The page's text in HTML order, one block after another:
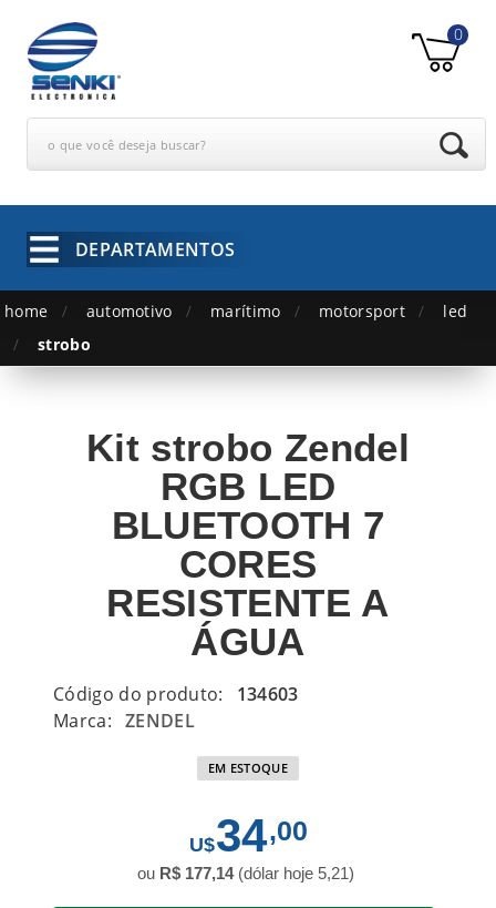
o que você deseja buscar?
0
DEPARTAMENTOS
home automotivo marítimo motorsport
led
strobo
Kit strobo Zendel
RGB LED
BLUETOOTH 7
CORES
RESISTENTE A
ÁGUA
Código do produto:
134603
Marca: ZENDEL
EM ESTOQUE
34,00
ou R$ 177,14(dólar hoje 5,21)